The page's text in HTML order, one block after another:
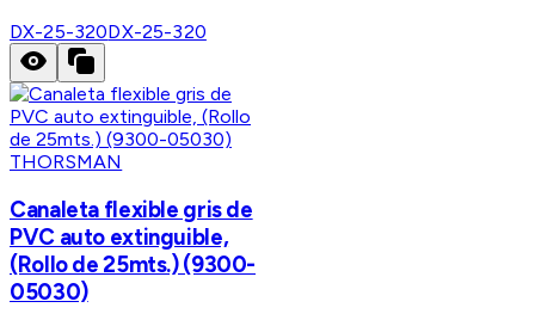
DX-25-320DX-25-320
THORSMAN
Canaleta flexible gris de
PVC auto extinguible,
(Rollo de 25mts.) (9300-
05030)